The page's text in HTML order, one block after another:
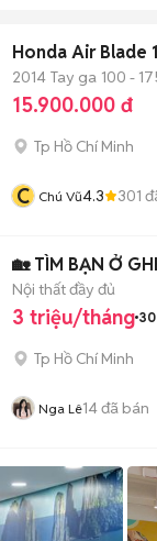
Honda Air Blade
2014 Tay ga 100 -
15.900.000 đ
Tp Hồ Chí Minh
C Chú Vũ4.3 301
🏡 TÌM BẠN Ở
Nội thất đầy đủ
3 triệu/tháng 30
Tp Hồ Chí Minh
Nga Lê14đã bán